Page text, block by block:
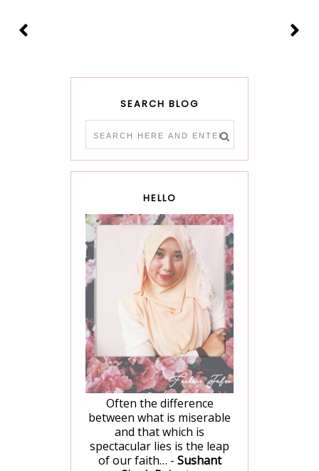
SEARCH BLOG
HELLO
Often the difference
between what is miserable
and that which is
spectacular lies is the leap
of our faith… - Sushant